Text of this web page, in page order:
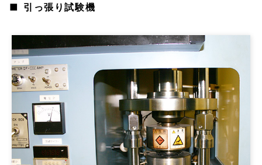
引っ張り試験機